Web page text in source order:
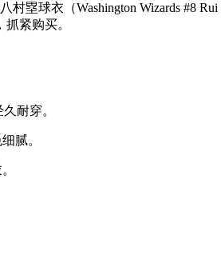
塁球衣（Washington Wizards #8
紧购买。
耐穿。
腻。